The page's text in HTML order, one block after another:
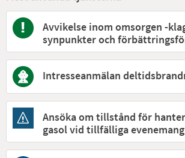
Avvikelse inom omsorgen -
synpunkter och
Intresseanmälan
Ansöka om tillstånd för
gasol vid tillfälliga evenemang